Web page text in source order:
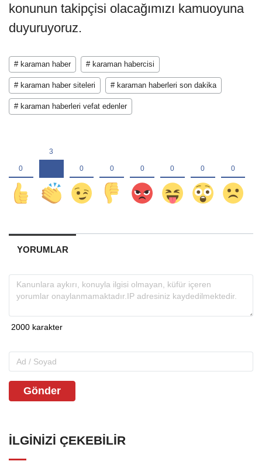
konunun takipçisi olacağımızı kamuoyuna
duyuruyoruz.
# karaman haber # karaman habercisi
# karaman haber siteleri # karaman haberleri son dakika
# karaman haberleri vefat edenler
YORUMLAR
Gönder
İLGINIZI ÇEKEBILIR